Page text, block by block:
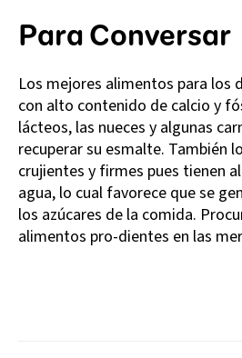
Para Conversar
Los mejores alimentos para los
con alto contenido de calcio y
lácteos, las nueces y algunas
recuperar su esmalte. También
crujientes y firmes pues tienen
agua, lo cual favorece que se
los azúcares de la comida.
alimentos pro-dientes en las